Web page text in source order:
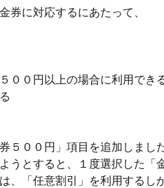
券に対応するにあたって、
００円以上の場合に利用でき
５００円」項目を追加しました
うとすると、１度選択した「
、「任意割引」を利用するし